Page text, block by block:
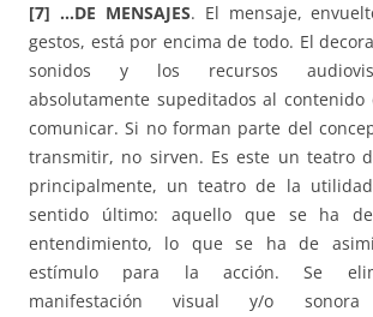
[7] …DE MENSAJES. El mensaje,
gestos, está por encima de todo. El
sonidos y los recursos
absolutamente supeditados al contenido
comunicar. Si no forman parte del
transmitir, no sirven. Es este un teatro
principalmente, un teatro de la
sentido último: aquello que se ha
entendimiento, lo que se ha de
estímulo para la acción. Se
manifestación visual y/o